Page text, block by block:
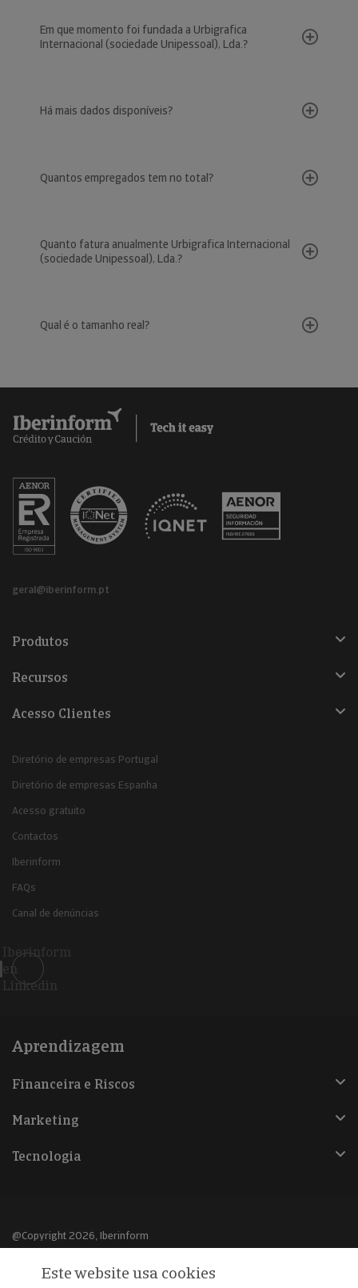
Em que momento foi fundada a Urbigrafica
Internacional (sociedade Unipessoal), Lda.?
Há mais dados disponíveis?
Quantos empregados tem no total?
Quanto fatura anualmente Urbigrafica Internacional
(sociedade Unipessoal), Lda.?
Qual é o tamanho real?
geral@iberinform.pt
Produtos
Recursos
Acesso Clientes
Diretório de empresas Portugal
Diretório de empresas Espanha
Acesso gratuito
Contactos
Iberinform
FAQs
Canal de denúncias
Iberinform
en
Linkedin
Aprendizagem
Financeira e Riscos
Marketing
Tecnologia
@Copyright 2026, Iberinform
Aviso legalEste website usa cookies